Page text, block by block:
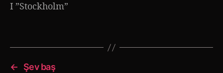
I ”Stockholm”
←
Şev baş